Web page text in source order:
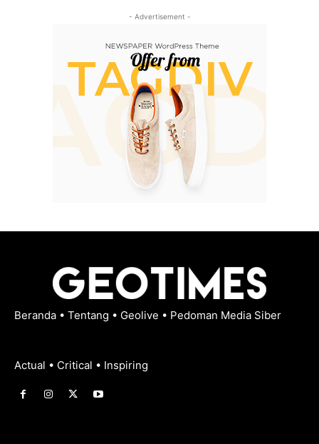
- Advertisement -
Beranda • Tentang • Geolive • Pedoman Media Siber
Actual • Critical • Inspiring